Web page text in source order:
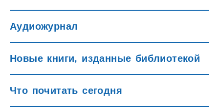
Аудиожурнал
Новые книги, изданные библиотекой
Что почитать сегодня